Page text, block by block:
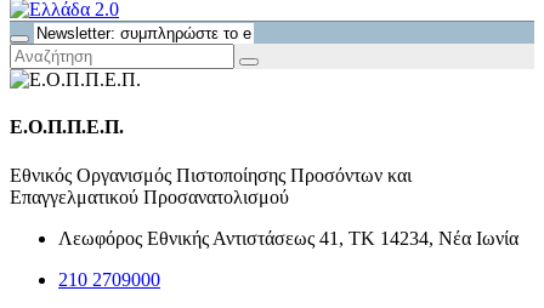
Ε.Ο.Π.Π.Ε.Π.
Εθνικός Οργανισμός Πιστοποίησης Προσόντων και
Επαγγελματικού Προσανατολισμού
Λεωφόρος Εθνικής Αντιστάσεως 41, ΤΚ 14234, Νέα Ιωνία
210 2709000